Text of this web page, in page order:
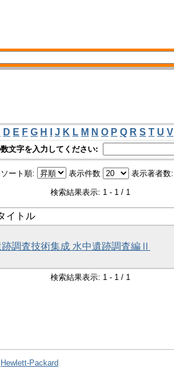
D E F G H J K L M N O P Q R S T U V
文字を入力してください:
ソート順: 表示件数 表示著者数:
検索結果表示: 1 - 1 / 1
イトル
調査技術集成 水中遺跡調査編Ⅱ
検索結果表示: 1 - 1 / 1
Hewlett-Packard